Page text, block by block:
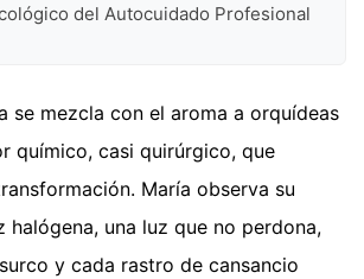
del Autocuidado Profesional
se mezcla con el aroma a orquídeas
químico, casi quirúrgico, que
María observa su
halógena, una luz que no perdona,
y cada rastro de cansancio